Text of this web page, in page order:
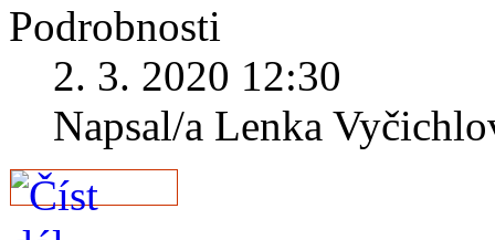
Podrobnosti
2. 3. 2020 12:30
Napsal/a Lenka